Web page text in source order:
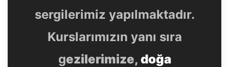
sergilerimiz yapılmaktadır.
Kurslarımızın yanı sıra
gezilerimize, doğa